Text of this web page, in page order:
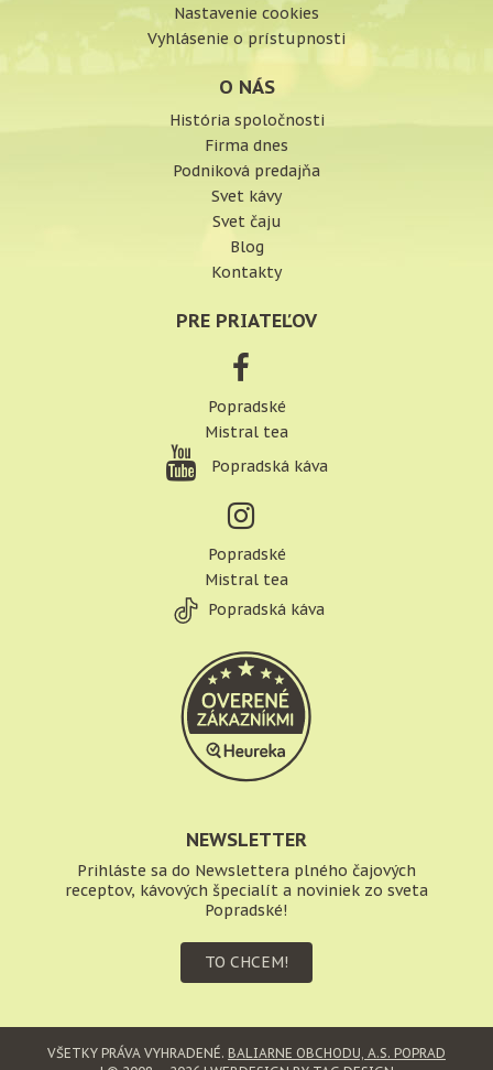
Nastavenie cookies
Vyhlásenie o prístupnosti
O NÁS
História spoločnosti
Firma dnes
Podniková predajňa
Svet kávy
Svet čaju
Blog
Kontakty
PRE PRIATEĽOV
Popradské
Mistral tea
Popradská káva
Popradské
Mistral tea
Popradská káva
NEWSLETTER
Prihláste sa do Newslettera plného čajových
receptov, kávových špecialít a noviniek zo sveta
Popradské!
TO CHCEM!
VŠETKY PRÁVA VYHRADENÉ. BALIARNE OBCHODU, A.S. POPRAD